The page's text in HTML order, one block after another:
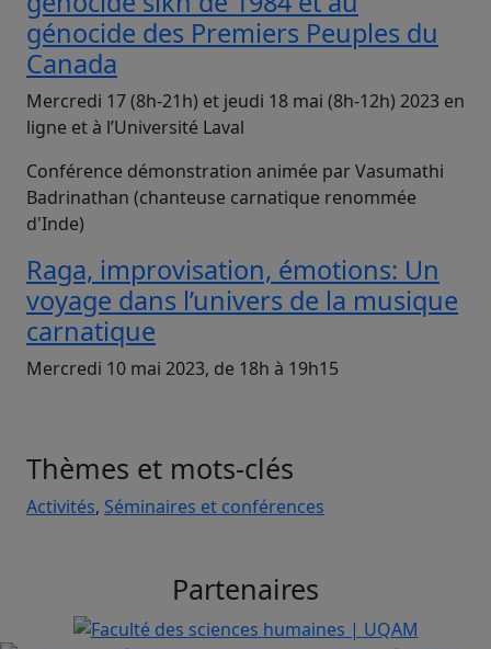
génocide des Premiers Peuples du
Canada
Mercredi 17 (8h-21h) et jeudi 18 mai (8h-12h) 2023 en
ligne et à l’Université Laval
Conférence démonstration animée par Vasumathi
Badrinathan (chanteuse carnatique renommée
d'Inde)
Raga, improvisation, émotions: Un
voyage dans l’univers de la musique
carnatique
Mercredi 10 mai 2023, de 18h à 19h15
Thèmes et mots-clés
Activités, Séminaires et conférences
Partenaires